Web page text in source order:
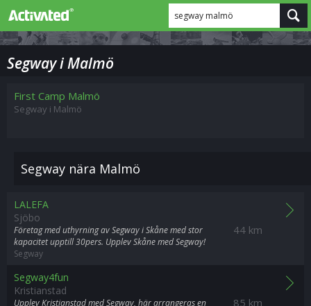
segway malmö
Segway i Malmö
First Camp Malmö
Segway i Malmö
Segway nära Malmö
44 km
LALEFA
Sjöbo
Företag med uthyrning av Segway i Skåne med stor
kapacitet upptill 30pers. Upplev Skåne med Segway!
Segway
85 km
Segway4fun
Kristianstad
Upplev Kristianstad med Segway, här arrangeras en